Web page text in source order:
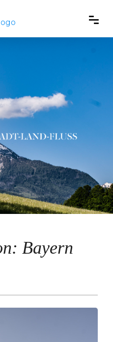
Bayern